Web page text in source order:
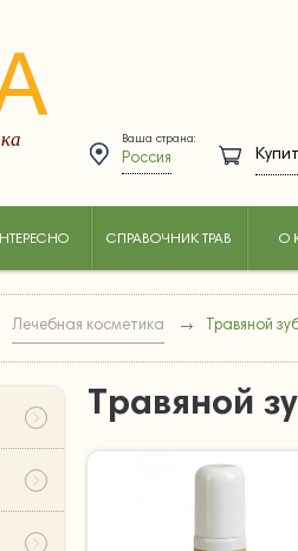
Ваша страна:
Россия
СПРАВОЧНИК ТРАВ О
Лечебная косметика Травяной
Травяной